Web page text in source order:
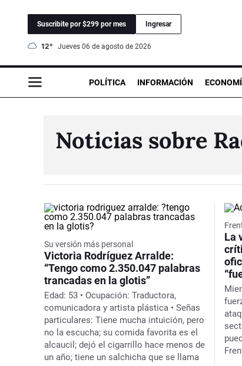
Suscribite por $299 por mes Ingresar
12° jueves 06 de agosto de 2026
POLÍTICA INFORMACIÓN
Noticias sobre
Su versión más personal
Victoria Rodríguez Arralde:
“Tengo como 2.350.047 palabras
trancadas en la glotis”
Edad: 53 • Ocupación: Traductora,
comunicadora y artista plástica • Señas
particulares: Tiene mucha intuición, pero
no la escucha; su comida favorita es el
alcaucil; dejó el cigarrillo hace menos de
un año; tiene un salchicha que se llama
La